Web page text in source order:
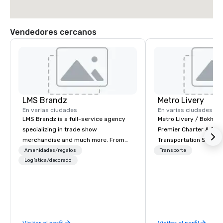
Vendedores cercanos
LMS Brandz
En varias ciudades
LMS Brandz is a full-service agency
specializing in trade show
merchandise and much more. From
booth giveaways and branded apparel
to executive gifting, displays,
Amenidades/regalos
Logística/decorado
Metro Livery
En varias ciudades
Metro Livery / Bokhari
Premier Charter &
Transportation
with Style, Comfort &
Transporte